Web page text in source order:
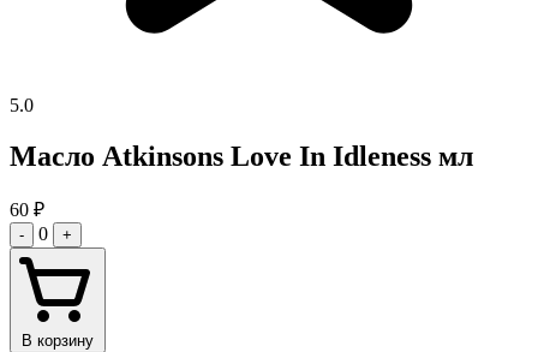
5.0
Масло Atkinsons Love In Idleness мл
60 ₽
- 0 +
В корзину